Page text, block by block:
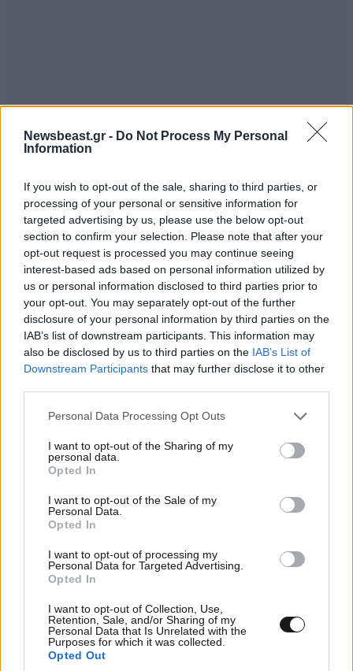
Newsbeast.gr - Do Not Process My Personal
Information
If you wish to opt-out of the sale, sharing to third parties, or
processing of your personal or sensitive information for
targeted advertising by us, please use the below opt-out
section to confirm your selection. Please note that after your
opt-out request is processed you may continue seeing
interest-based ads based on personal information utilized by
us or personal information disclosed to third parties prior to
your opt-out. You may separately opt-out of the further
disclosure of your personal information by third parties on the
IAB’s list of downstream participants. This information may
also be disclosed by us to third parties on the IAB’s List of
Downstream Participants that may further disclose it to other
Please note that this website/app uses one or more Google
not limited to your visit or usage behaviour. You may click to
grant or deny consent to Google and its third-party tags to
use your data for below specified purposes in below Google
consent section.
Personal Data Processing Opt Outs
I want to opt-out of the Sharing of my
personal data.
Opted In
I want to opt-out of the Sale of my
Personal Data.
Opted In
I want to opt-out of processing my
Personal Data for Targeted Advertising.
Opted In
I want to opt-out of Collection, Use,
Retention, Sale, and/or Sharing of my
Personal Data that Is Unrelated with the
Purposes for which it was collected.
Opted Out
ΕΛΛΑΔΑ 01·09·2010 18:05
θα περάσει το μέτρο κατά
του καπνίσματος»